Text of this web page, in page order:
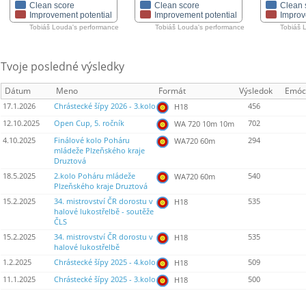
Clean score
Improvement potential
Tobiáš Louda's performance
Clean score
Improvement potential
Tobiáš Louda's performance
Clean
Tobiáš
Tvoje posledné výsledky
Dátum Meno Formát Výsledok
17.1.2026 Chrástecké šípy 2026 - 3.kolo H18
456
12.10.2025
Open Cup, 5. ročník WA 720 10m 10m
702
4.10.2025
Finálové kolo Poháru
mládeže Plzeňského kraje
Druztová
WA720 60m 294
18.5.2025
2.kolo Poháru mládeže
Plzeňského kraje Druztová
WA720 60m 540
15.2.2025
34. mistrovství ČR dorostu v
halové lukostřelbě - soutěže
ČLS
H18 535
15.2.2025
34. mistrovství ČR dorostu v
halové lukostřelbě
H18 535
1.2.2025 Chrástecké šípy 2025 - 4.kolo H18
509
11.1.2025
Chrástecké šípy 2025 - 3.kolo H18
500